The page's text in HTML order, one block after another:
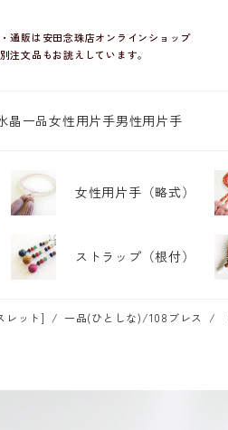
通販は安田念珠店オンラインショップ
注文品もお誂えしています。
晶 一品女性用片手男性用片手
女性用片手 （略式）
ストラップ （根付）
レット] 一品(ひとしな)/108ブレス